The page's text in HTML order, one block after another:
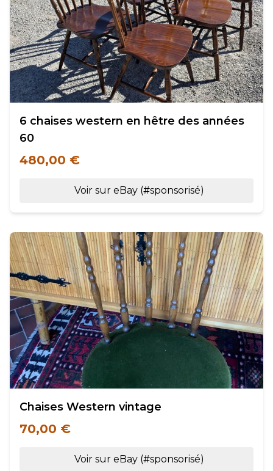
6 chaises western en hêtre des années
60
480,00 €
Voir sur eBay (#sponsorisé)
Chaises Western vintage
70,00 €
Voir sur eBay (#sponsorisé)